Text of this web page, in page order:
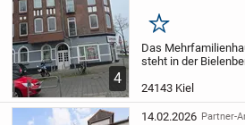
4
Merken
Das
steht in der
Stockwerke. In dem
insgesamt 15
und eine...
24143 Kiel
14.02.2026 Partner-